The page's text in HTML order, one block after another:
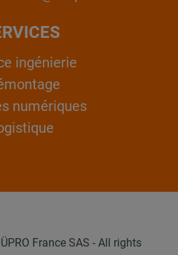
ingénierie
numériques
France SAS - All rights